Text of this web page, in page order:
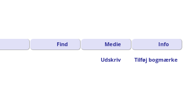
Find Medie Info
Udskriv Tilføj bogmærke